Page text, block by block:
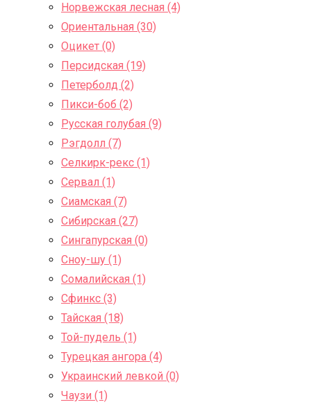
Норвежская лесная (4)
Ориентальная (30)
Оцикет (0)
Персидская (19)
Петерболд (2)
Пикси-боб (2)
Русская голубая (9)
Рэгдолл (7)
Селкирк-рекс (1)
Сервал (1)
Сиамская (7)
Сибирская (27)
Сингапурская (0)
Сноу-шу (1)
Сомалийская (1)
Сфинкс (3)
Тайская (18)
Той-пудель (1)
Турецкая ангора (4)
Украинский левкой (0)
Чаузи (1)